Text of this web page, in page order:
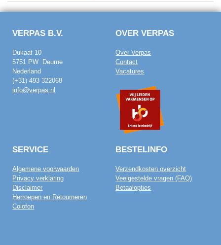
VERPAS B.V.
Dukaat 10
5751 PW Deurne
Nederland
(+31) 493 322068
info@verpas.nl
OVER VERPAS
Over Verpas
Contact
Vacatures
SERVICE
Algemene voorwaarden
Privacy verklaring
Disclaimer
Herroepen en Retourneren
Colofon
BESTELINFO
Verzendkosten overzicht
Veelgestelde vragen (FAQ)
Betaalopties